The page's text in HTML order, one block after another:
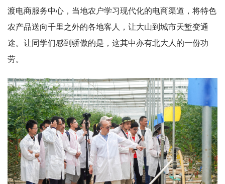
渡电商服务中心，当地农户学习现代化的电商渠道，将特色
农产品送向千里之外的各地客人，让大山到城市天堑变通
途。让同学们感到骄傲的是，这其中亦有北大人的一份功
劳。